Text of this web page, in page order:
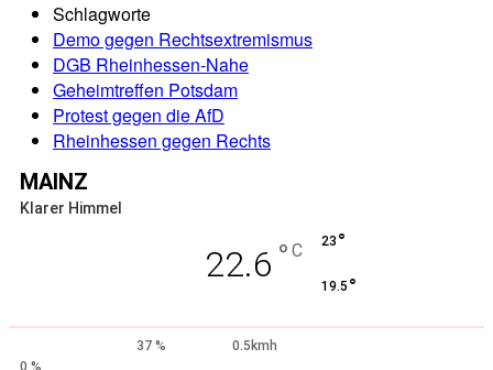
Schlagworte
Demo gegen Rechtsextremismus
DGB Rheinhessen-Nahe
Geheimtreffen Potsdam
Protest gegen die AfD
Rheinhessen gegen Rechts
MAINZ
Klarer Himmel
22.6 ° C 23 °
19.5 °
37 %
0.5kmh